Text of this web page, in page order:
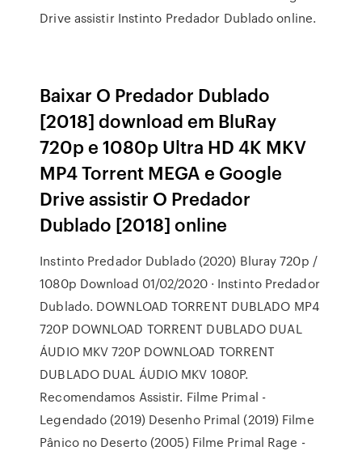
Drive assistir Instinto Predador Dublado online.
Baixar O Predador Dublado
[2018] download em BluRay
720p e 1080p Ultra HD 4K MKV
MP4 Torrent MEGA e Google
Drive assistir O Predador
Dublado [2018] online
Instinto Predador Dublado (2020) Bluray 720p /
1080p Download 01/02/2020 · Instinto Predador
Dublado. DOWNLOAD TORRENT DUBLADO MP4
720P DOWNLOAD TORRENT DUBLADO DUAL
ÁUDIO MKV 720P DOWNLOAD TORRENT
DUBLADO DUAL ÁUDIO MKV 1080P.
Recomendamos Assistir. Filme Primal -
Legendado (2019) Desenho Primal (2019) Filme
Pânico no Deserto (2005) Filme Primal Rage -